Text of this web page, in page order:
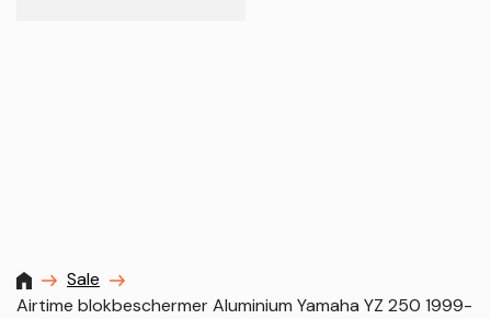
MXProstoreparts
Sale
Airtime blokbeschermer Aluminium Yamaha YZ 250 1999-